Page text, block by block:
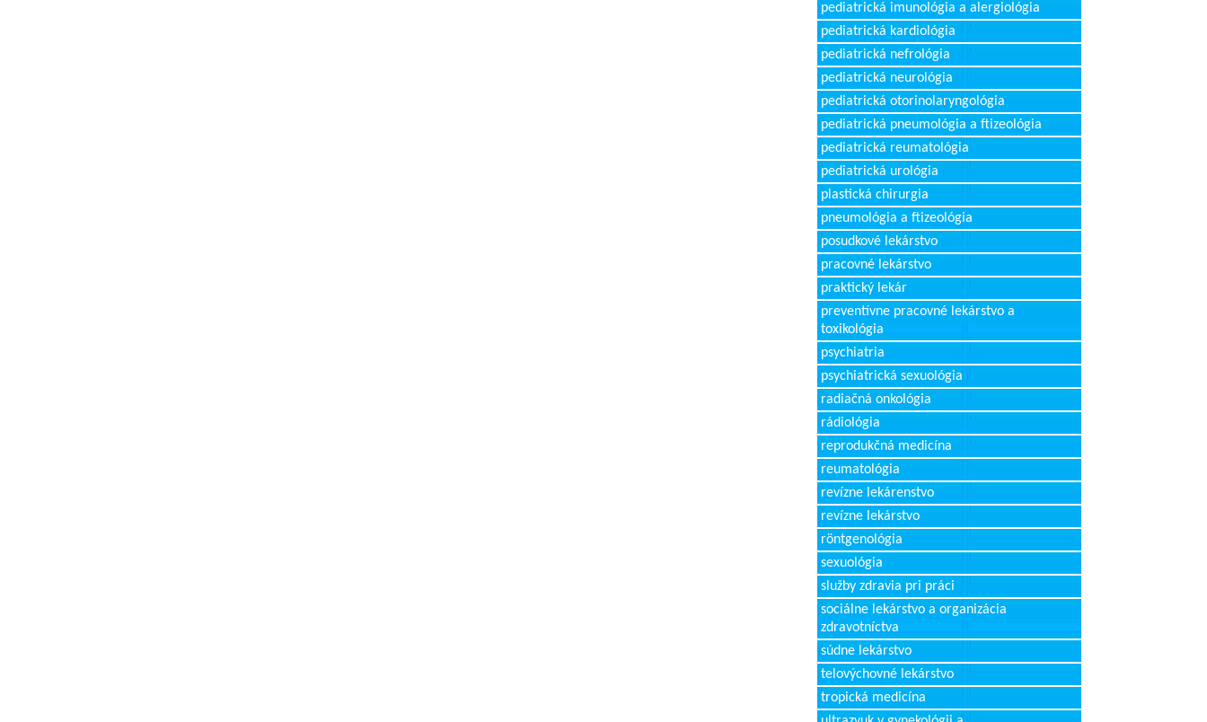
pediatrická imunológia a alergiológia
pediatrická kardiológia
pediatrická nefrológia
pediatrická neurológia
pediatrická otorinolaryngológia
pediatrická pneumológia a ftizeológia
pediatrická reumatológia
pediatrická urológia
plastická chirurgia
pneumológia a ftizeológia
posudkové lekárstvo
pracovné lekárstvo
praktický lekár
preventívne pracovné lekárstvo a
toxikológia
psychiatria
psychiatrická sexuológia
radiačná onkológia
rádiológia
reprodukčná medicína
reumatológia
revízne lekárenstvo
revízne lekárstvo
röntgenológia
sexuológia
služby zdravia pri práci
sociálne lekárstvo a organizácia
zdravotníctva
súdne lekárstvo
telovýchovné lekárstvo
tropická medicína